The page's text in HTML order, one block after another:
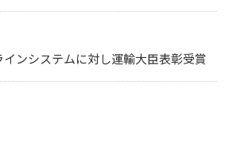
インシステムに対し運輸大臣表彰受賞